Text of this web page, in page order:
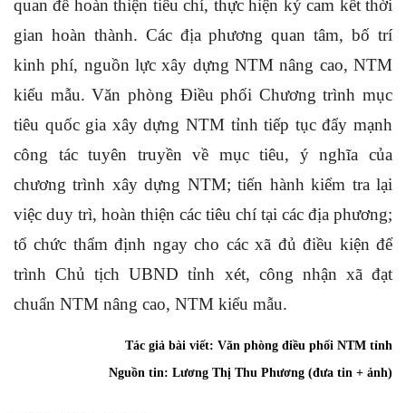
quan để hoàn thiện tiêu chí, thực hiện ký cam kết thời
gian hoàn thành. Các địa phương quan tâm, bố trí
kinh phí, nguồn lực xây dựng NTM nâng cao, NTM
kiểu mẫu. Văn phòng Điều phối Chương trình mục
tiêu quốc gia xây dựng NTM tỉnh tiếp tục đẩy mạnh
công tác tuyên truyền về mục tiêu, ý nghĩa của
chương trình xây dựng NTM; tiến hành kiểm tra lại
việc duy trì, hoàn thiện các tiêu chí tại các địa phương;
tổ chức thẩm định ngay cho các xã đủ điều kiện để
trình Chủ tịch UBND tỉnh xét, công nhận xã đạt
chuẩn NTM nâng cao, NTM kiểu mẫu.
Tác giả bài viết: Văn phòng điều phối NTM tỉnh
Nguồn tin: Lương Thị Thu Phương (đưa tin + ảnh)